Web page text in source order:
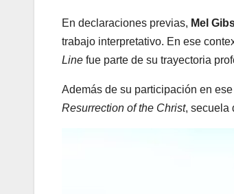
En declaraciones previas, Mel
trabajo interpretativo. En ese
Line fue parte de su trayectoria
Además de su participación en
Resurrection of the Christ, secuela